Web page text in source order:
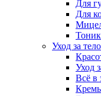
Для
Для
Уход за
Уход
Всё в